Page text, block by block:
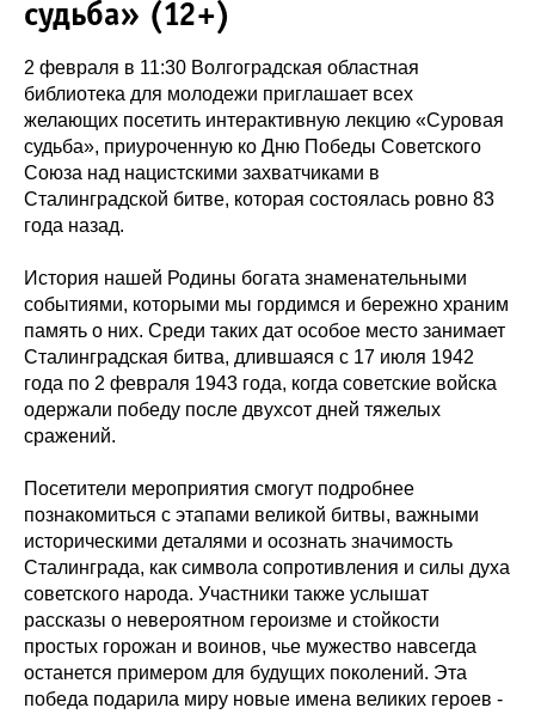
судьба» (12+)
2 февраля в 11:30 Волгоградская областная
библиотека для молодежи приглашает всех
желающих посетить интерактивную лекцию «Суровая
судьба», приуроченную ко Дню Победы Советского
Союза над нацистскими захватчиками в
Сталинградской битве, которая состоялась ровно 83
года назад.
История нашей Родины богата знаменательными
событиями, которыми мы гордимся и бережно храним
память о них. Среди таких дат особое место занимает
Сталинградская битва, длившаяся с 17 июля 1942
года по 2 февраля 1943 года, когда советские войска
одержали победу после двухсот дней тяжелых
сражений.
Посетители мероприятия смогут подробнее
познакомиться с этапами великой битвы, важными
историческими деталями и осознать значимость
Сталинграда, как символа сопротивления и силы духа
советского народа. Участники также услышат
рассказы о невероятном героизме и стойкости
простых горожан и воинов, чье мужество навсегда
останется примером для будущих поколений. Эта
победа подарила миру новые имена великих героев -